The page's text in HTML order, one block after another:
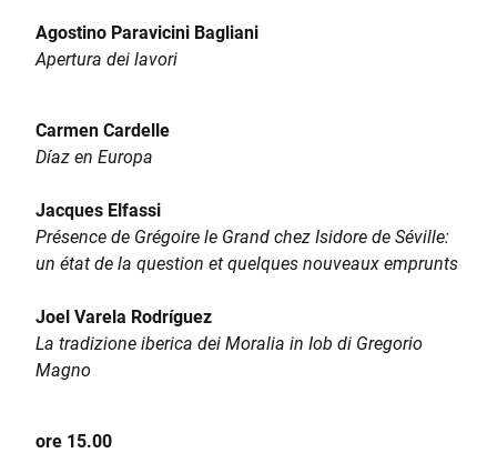
Agostino Paravicini Bagliani
Apertura dei lavori
Carmen Cardelle
Díaz en Europa
Jacques Elfassi
Présence de Grégoire le Grand chez Isidore de Séville:
un état de la question et quelques nouveaux emprunts
Joel Varela Rodríguez
La tradizione iberica dei Moralia in Iob di Gregorio
Magno
ore 15.00